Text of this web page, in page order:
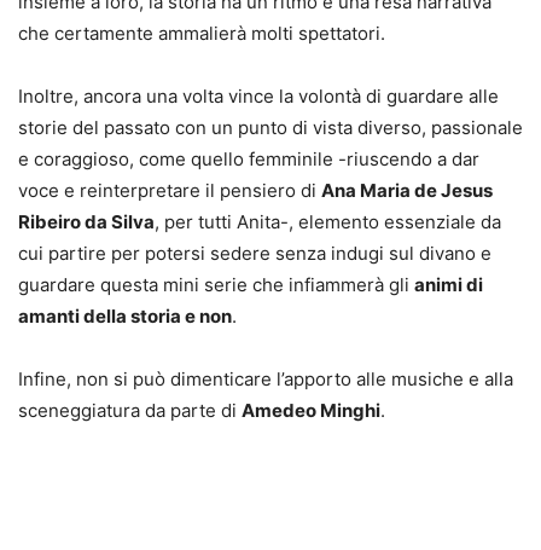
che certamente ammalierà molti spettatori.
Inoltre, ancora una volta vince la volontà di guardare alle
storie del passato con un punto di vista diverso, passionale
e coraggioso, come quello femminile -riuscendo a dar
voce e reinterpretare il pensiero di Ana Maria de Jesus
Ribeiro da Silva, per tutti Anita-, elemento essenziale da
cui partire per potersi sedere senza indugi sul divano e
guardare questa mini serie che infiammerà gli animi di
amanti della storia e non.
Infine, non si può dimenticare l’apporto alle musiche e alla
sceneggiatura da parte di Amedeo Minghi.